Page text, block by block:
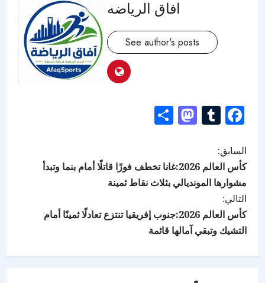
افاق الرياضه
See author's posts
Facebook
Tumblr
Mastodon
السابق:
كأس العالم 2026:غانا تخطف فوزًا قاتلًا أمام بنما وتبدأ
مشوارها المونديالي بثلاث نقاط ثمينة
التالي:
كأس العالم 2026:جنوب إفريقيا تنتزع تعادلًا ثمينًا أمام
التشيك وتبقي آمالها قائمة